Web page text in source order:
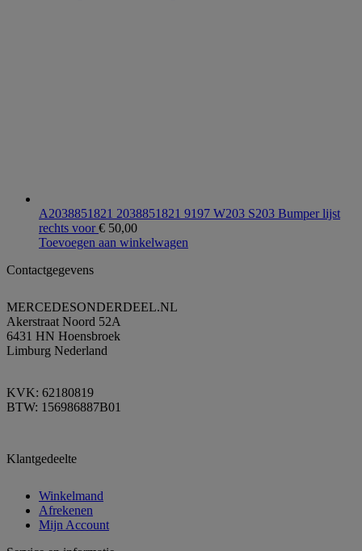
A2038851821 2038851821 9197 W203 S203 Bumper lijst
rechts voor€ 50,00
Toevoegen aan winkelwagen
Contactgegevens
MERCEDESONDERDEEL.NL
Akerstraat Noord 52A
6431 HN Hoensbroek
Limburg Nederland
KVK: 62180819
BTW: 156986887B01
Klantgedeelte
Winkelmand
Afrekenen
Mijn Account